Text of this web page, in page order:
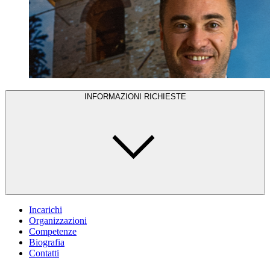
INFORMAZIONI RICHIESTE
Incarichi
Organizzazioni
Competenze
Biografia
Contatti